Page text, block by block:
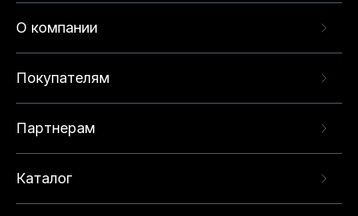
О компании
Покупателям
Партнерам
Каталог